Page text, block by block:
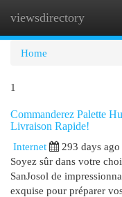
viewsdirectory
Home
1
Commanderez Palette
Livraison Rapide!
Internet
293 days ago
Soyez sûr dans votre
SanJosol de
exquise pour préparer